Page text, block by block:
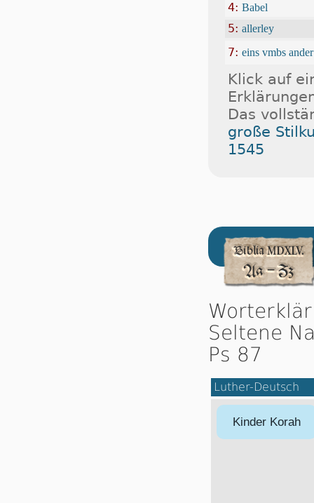
4: Babel
5: allerley
7: eins vmbs ander
Klick auf
Das
große
1545
Seltene
Ps 87
Luther-Deutsch
Kinder Korah